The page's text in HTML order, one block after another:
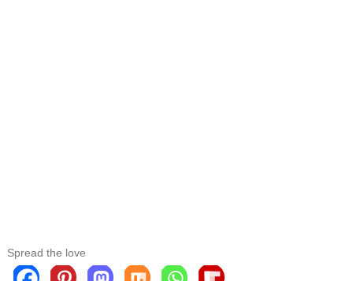
Spread the love